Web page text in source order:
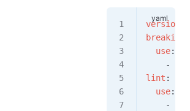
version
breaking
  use
:
    -
lint :
  use
:
    -